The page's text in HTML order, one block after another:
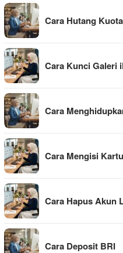
Cara Hutang
Cara Kunci Galeri
Cara
Cara Mengisi
Cara Hapus Akun
Cara Deposit BRI